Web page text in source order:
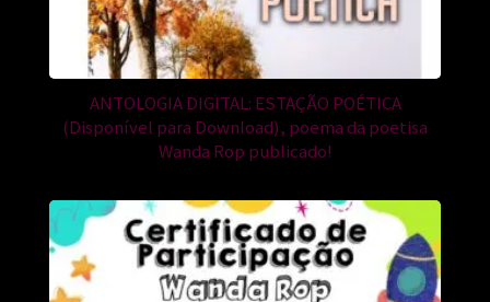
ANTOLOGIA DIGITAL: ESTAÇÃO POÉTICA
(Disponível para Download), poema da poetisa
Wanda Rop publicado!